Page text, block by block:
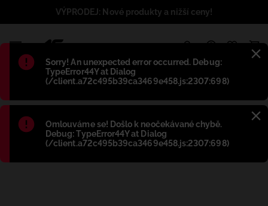
Błąd:
Sorry! An unexpected error occurred. Debug:
TypeError44Y at Dialog
(/client.a72c495b39ca3469e458.js:2307:698)
Błąd:
Omlouváme se! Došlo k neočekávané chybě.
Debug: TypeError44Y at Dialog
(/client.a72c495b39ca3469e458.js:2307:698)
VÝPRODEJ: Nové produkty a nižší ceny!